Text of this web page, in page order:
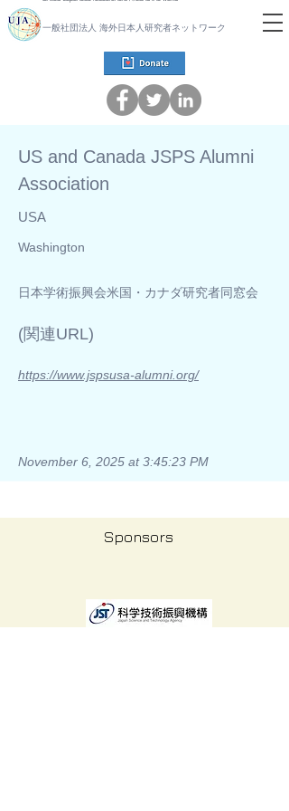
一般社団法人 海外日本人研究者ネットワーク
US and Canada JSPS Alumni
Association
USA
Washington
日本学術振興会米国・カナダ研究者同窓会
​(関連URL)
https://www.jspsusa-alumni.org/
November 6, 2025 at 3:45:23 PM
Sponsors